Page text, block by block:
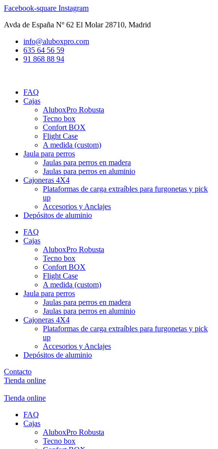
Ir
contenido
Facebook-square Instagram
Avda de España Nº 62 El Molar 28710, Madrid
info@aluboxpro.com
635 64 56 59
91 868 88 94
FAQ
Cajas
AluboxPro Robusta
Tecno box
Confort BOX
Flight Case
A medida (custom)
Jaula para perros
Jaulas para perros en madera
Jaulas para perros en aluminio
Cajoneras 4X4
Plataformas de carga extraíbles para furgonetas y pick
up
Accesorios y Anclajes
Depósitos de aluminio
FAQ
Cajas
AluboxPro Robusta
Tecno box
Confort BOX
Flight Case
A medida (custom)
Jaula para perros
Jaulas para perros en madera
Jaulas para perros en aluminio
Cajoneras 4X4
Plataformas de carga extraíbles para furgonetas y pick
up
Accesorios y Anclajes
Depósitos de aluminio
Contacto
Tienda online
Tienda online
FAQ
Cajas
AluboxPro Robusta
Tecno box